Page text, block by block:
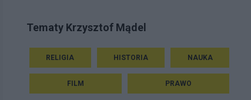
Tematy Krzysztof Mądel
RELIGIA HISTORIA NAUKA
FILM PRAWO